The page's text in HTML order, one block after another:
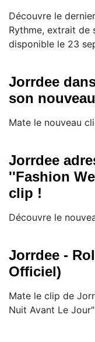
Découvre le
Rythme, extrait de
disponible le 23
Jorrdee
son
Mate le nouveau
Jorrdee
''Fashion
clip !
Découvre le
Jorrdee -
Officiel)
Mate le clip de
Nuit Avant Le